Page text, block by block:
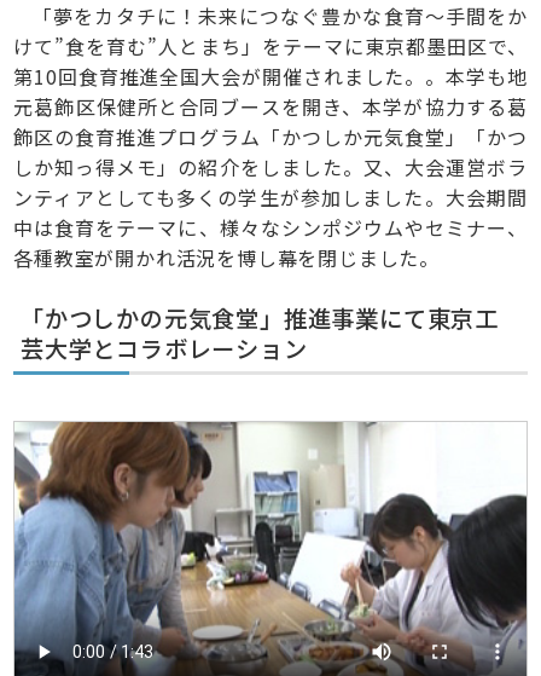
「夢をカタチに！未来につなぐ豊かな食育～手間をか
けて”食を育む”人とまち」をテーマに東京都墨田区で、
第10回食育推進全国大会が開催されました。。本学も地
元葛飾区保健所と合同ブースを開き、本学が協力する葛
飾区の食育推進プログラム「かつしか元気食堂」「かつ
しか知っ得メモ」の紹介をしました。又、大会運営ボラ
ンティアとしても多くの学生が参加しました。大会期間
中は食育をテーマに、様々なシンポジウムやセミナー、
各種教室が開かれ活況を博し幕を閉じました。
「かつしかの元気食堂」推進事業にて東京工
芸大学とコラボレーション